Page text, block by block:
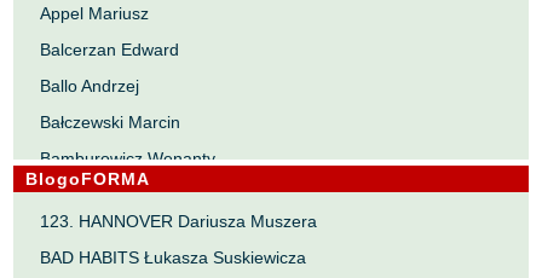
Appel Mariusz
Balcerzan Edward
Ballo Andrzej
Bałczewski Marcin
Bamburowicz Wenanty
Bawołek Waldemar
Bereza Henryk
Berezin Kostia
BlogoFORMA
123. HANNOVER Dariusza Muszera
BAD HABITS Łukasza Suskiewicza